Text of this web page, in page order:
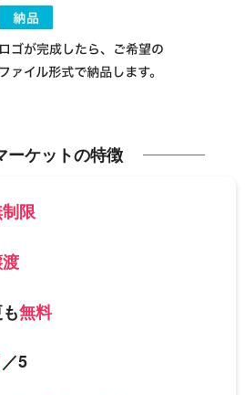
ーケットの特徴
限
無料
／5